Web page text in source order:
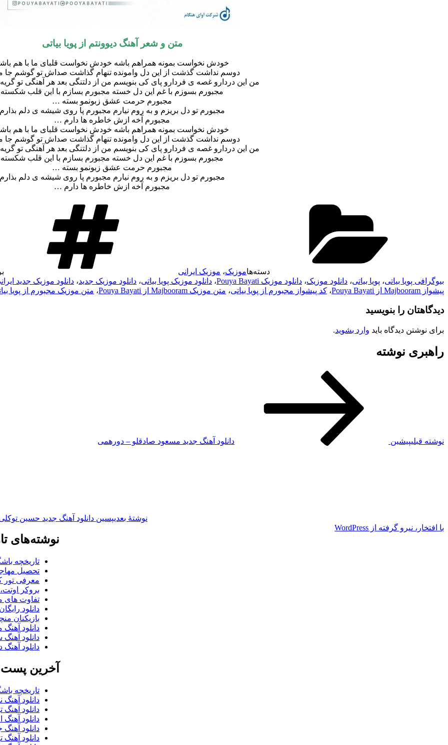
متن و شعر آهنگدیوونتم ازپویا بیاتی
خودش نخواست بمونه همراهم باشه خودش نخواست قلبای ما با هم
دوسم نداشت گذشت از این دل وامونده تنهام گذاشت صداش تو گوشم جا
من این دردارو غصه ی فردارو پای کی بنویسم من از دلتنگی بعد هر آهنگی تو
مجبورم بسوزم با غم این دل خسته مجبورم بسازم با این قلب شکسته
مجبورم حرمت عشق زبونمو بسته …
مجبورم تو دل بریزم و به روم نیارم مجبورم پا روی شیشه ی دلم بذارم
مجبورم آخه ازش خاطره ها دارم …
خودش نخواست بمونه همراهم باشه خودش نخواست قلبای ما با هم
دوسم نداشت گذشت از این دل وامونده تنهام گذاشت صداش تو گوشم جا
من این دردارو غصه ی فردارو پای کی بنویسم من از دلتنگی بعد هر آهنگی تو
مجبورم بسوزم با غم این دل خسته مجبورم بسازم با این قلب شکسته
مجبورم حرمت عشق زبونمو بسته …
مجبورم تو دل بریزم و به روم نیارم مجبورم پا روی شیشه ی دلم بذارم
مجبورم آخه ازش خاطره ها دارم …
دسته‌هاموزیک، موزیک ایرانی
بیوگرافی پویا بیاتی، پویا بیاتی، دانلود موزیک، دانلود موزیک Pouya Bayati ، دانلود موزیک پویا بیاتی، دانلود موزیک جدید، دانلود موزیک جدید
پیشواز Majbooram از Pouya Bayati
، کد پیشواز مجبورم از پویا بیاتی، متن موزیک Majbooram از Pouya Bayati ، متن موزیک مجبورم از پویا
دیدگاهتان را بنویسید
برای نوشتن دیدگاه باید وارد بشوید.
راهبری نوشته
نوشته قبلیپیشین دانلود آهنگ جدید مسعود صادقلو – دورهمی
نوشته‌ٔ بعدیپسین دانلود آهنگ جدید حسین
نوشته‌های
تاریخچه
تحصیل
معرفی تور
بروکر
تفاوت های
دانلود
بازیکنان
دانلود
دانلود
دانلود آهنگ
آخرین پست
تاریخچه
دانلود
دانلود
دانلود
دانلود
دانلود آهنگ
با افتخار، نیرو گرفته از WordPress